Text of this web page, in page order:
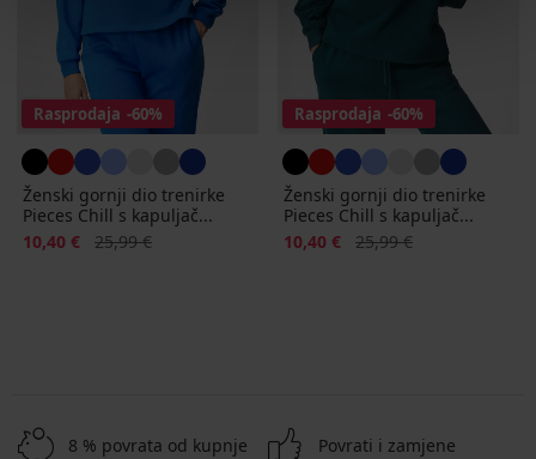
Rasprodaja -60%
Ženski gornji dio trenirke
Pieces Chill s kapuljač...
Popust
10,40 € Prvobitna cijena
25,99 €
Rasprodaja -60%
Ženski gornji dio trenirke
Pieces Chill s kapuljač...
Popust
10,40 € Prvobitna cijena
25,99 €
8 % povrata od kupnje Povrati i zamjene